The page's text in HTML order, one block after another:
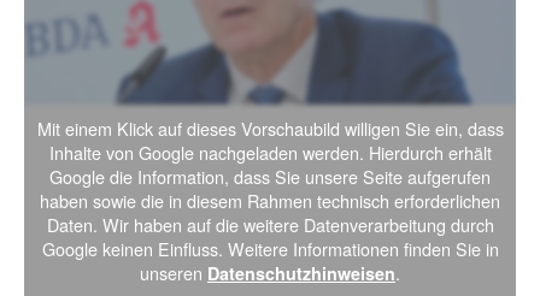
Mit einem Klick auf dieses Vorschaubild willigen Sie ein, dass
Inhalte von Google nachgeladen werden. Hierdurch erhält
Google die Information, dass Sie unsere Seite aufgerufen
haben sowie die in diesem Rahmen technisch erforderlichen
Daten. Wir haben auf die weitere Datenverarbeitung durch
Google keinen Einfluss. Weitere Informationen finden Sie in
unseren Datenschutzhinweisen.